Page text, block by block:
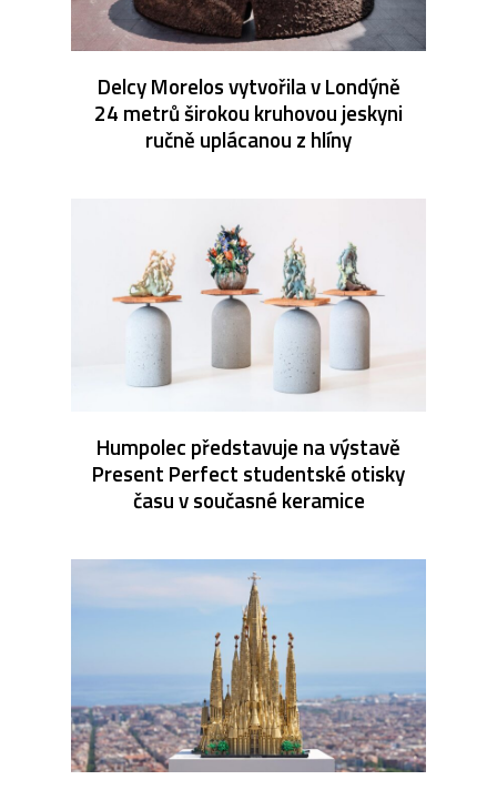
Delcy Morelos vytvořila v Londýně
24 metrů širokou kruhovou jeskyni
ručně uplácanou z hlíny
Humpolec představuje na výstavě
Present Perfect studentské otisky
času v současné keramice